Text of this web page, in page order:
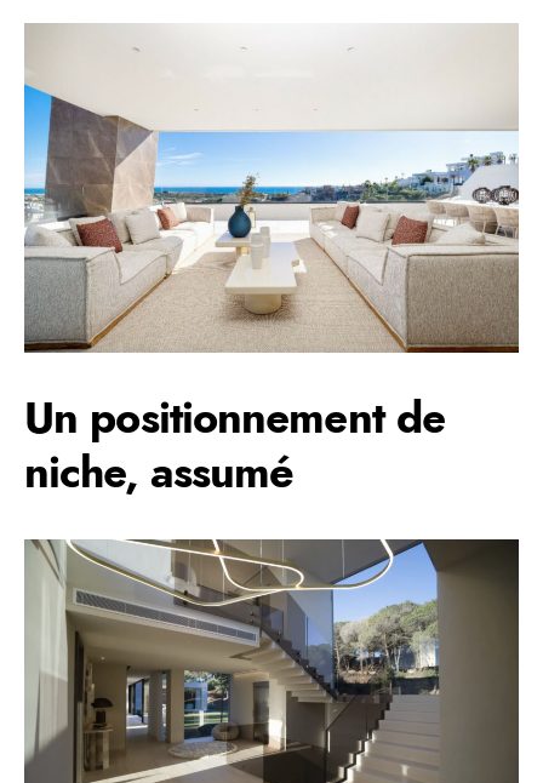
Un positionnement de
niche, assumé